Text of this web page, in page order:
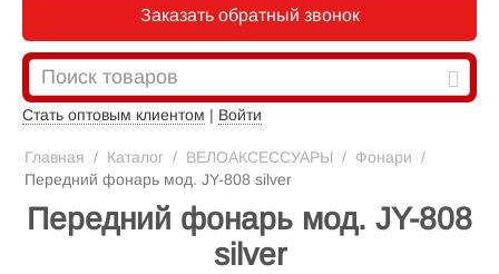
Заказать обратный звонок
Стать оптовым клиентом | Войти
Главная / Каталог / ВЕЛОАКСЕССУАРЫ / Фонари /
Передний фонарь мод. JY-808 silver
Передний фонарь мод. JY-808
silver